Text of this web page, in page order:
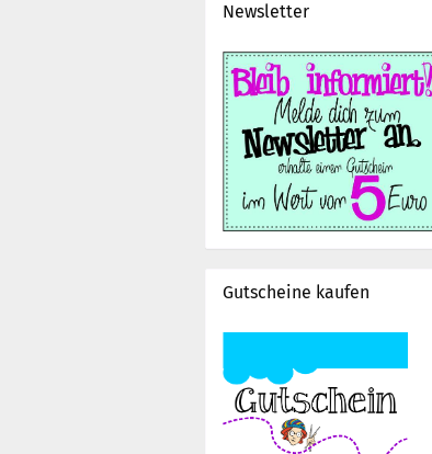
Newsletter
Gutscheine kaufen